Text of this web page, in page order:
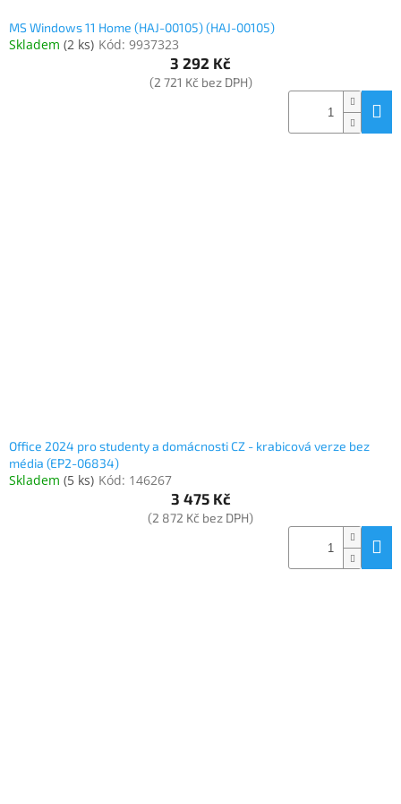
MS Windows 11 Home (HAJ-00105) (HAJ-00105)
Skladem (2 ks) Kód: 9937323
3 292 Kč
(2 721 Kč bez DPH)
Office 2024 pro studenty a domácnosti CZ - krabicová verze bez
média (EP2-06834)
Skladem (5 ks) Kód: 146267
3 475 Kč
(2 872 Kč bez DPH)